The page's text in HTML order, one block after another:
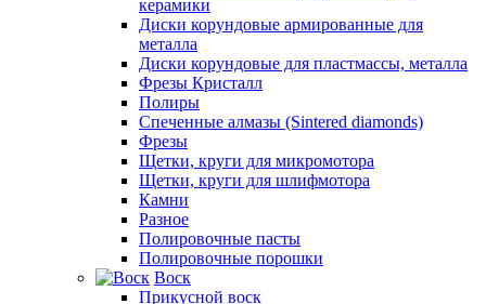
керамики
Диски корундовые армированные для
металла
Диски корундовые для пластмассы, металла
Фрезы Кристалл
Полиры
Спеченные алмазы (Sintered diamonds)
Фрезы
Щетки, круги для микромотора
Щетки, круги для шлифмотора
Камни
Разное
Полировочные пасты
Полировочные порошки
Воск
Прикусной воск